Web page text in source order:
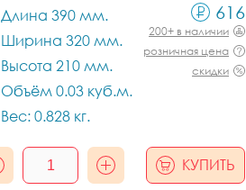
Длина 390 мм.
Ширина 320 мм.
Высота 210 мм.
Объём 0.03 куб.м.
Вес: 0.828 кг.
616
200+ в наличии
розничная цена
скидки
КУПИТЬ